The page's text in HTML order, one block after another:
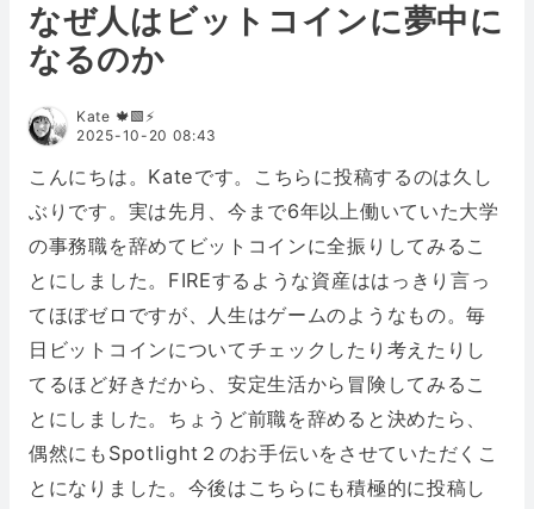
なぜ人はビットコインに夢中に
なるのか
Kate 🍁🟩⚡️
2025-10-20 08:43
こんにちは。Kateです。こちらに投稿するのは久し
ぶりです。実は先月、今まで6年以上働いていた大学
の事務職を辞めてビットコインに全振りしてみるこ
とにしました。FIREするような資産ははっきり言っ
てほぼゼロですが、人生はゲームのようなもの。毎
日ビットコインについてチェックしたり考えたりし
てるほど好きだから、安定生活から冒険してみるこ
とにしました。ちょうど前職を辞めると決めたら、
偶然にもSpotlight２のお手伝いをさせていただくこ
とになりました。今後はこちらにも積極的に投稿し